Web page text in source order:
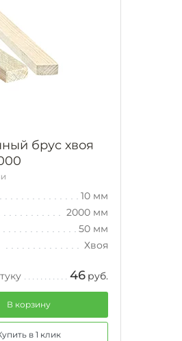
брус хвоя
10 мм
2000 мм
50 мм
Хвоя
46 руб.
В корзину
в 1 клик